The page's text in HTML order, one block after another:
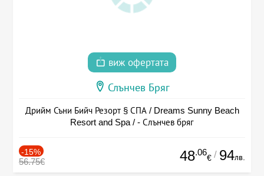
виж офертата
Слънчев Бряг
Дрийм Съни Бийч Резорт § СПА / Dreams Sunny Beach
Resort and Spa / - Слънчев бряг
-15%
56.75€ 48.06
€ / 94лв.